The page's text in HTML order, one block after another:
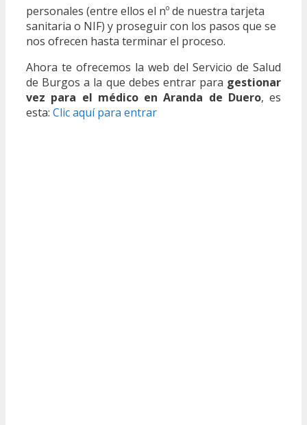
personales (entre ellos el nº de nuestra tarjeta
sanitaria o NIF) y proseguir con los pasos que se
nos ofrecen hasta terminar el proceso.
Ahora te ofrecemos la web del Servicio de Salud
de Burgos a la que debes entrar para gestionar
vez para el médico en Aranda de Duero, es
esta: Clic aquí para entrar